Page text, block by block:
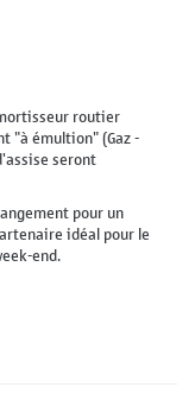
routier
"à émultion" (Gaz -
seront
pour un
idéal pour le
end.